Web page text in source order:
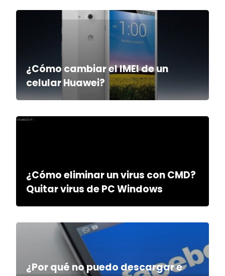
¿Cómo cambiar el IMEI de un
celular Huawei?
¿Cómo eliminar un virus con CMD?
Quitar virus de PC Windows
¿Por qué no puedo descargar e